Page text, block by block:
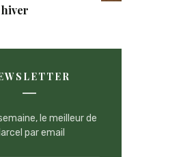
le meilleur de
par email